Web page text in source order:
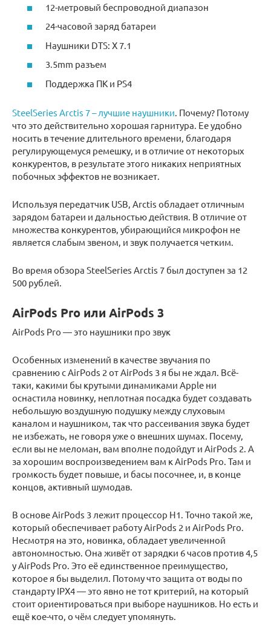
12-метровый беспроводной диапазон
24-часовой заряд батареи
Наушники DTS: X 7.1
3.5mm разъем
Поддержка ПК и PS4
SteelSeries Arctis 7 – лучшие наушники . Почему? Потому
что это действительно хорошая гарнитура. Ее удобно
носить в течение длительного времени, благодаря
регулирующемуся ремешку, и в отличие от некоторых
конкурентов, в результате этого никаких неприятных
побочных эффектов не возникает.
Используя передатчик USB, Arctis обладает отличным
зарядом батареи и дальностью действия. В отличие от
множества конкурентов, убирающийся микрофон не
является слабым звеном, и звук получается четким.
Во время обзора SteelSeries Arctis 7 был доступен за 12
500 рублей.
AirPods Pro или AirPods 3
AirPods Pro — это наушники про звук
Особенных изменений в качестве звучания по
сравнению с AirPods 2 от AirPods 3 я бы не ждал. Всё-
таки, какими бы крутыми динамиками Apple ни
оснастила новинку, неплотная посадка будет создавать
небольшую воздушную подушку между слуховым
каналом и наушником, так что рассеивания звука будет
не избежать, не говоря уже о внешних шумах. Посему,
если вы не меломан, вам вполне подойдут и AirPods 2. А
за хорошим воспроизведением вам к AirPods Pro. Там и
громкость будет повыше, и басы посочнее, и, в конце
концов, активный шумодав.
В основе AirPods 3 лежит процессор H1. Точно такой же,
который обеспечивает работу AirPods 2 и AirPods Pro.
Несмотря на это, новинка, обладает увеличенной
автономностью. Она живёт от зарядки 6 часов против 4,5
у AirPods Pro. Это её единственное преимущество,
которое я бы выделил. Потому что защита от воды по
стандарту IPX4 — это явно не тот критерий, на который
стоит ориентироваться при выборе наушников. Но есть и
ещё кое-что, о чём следует упомянуть.